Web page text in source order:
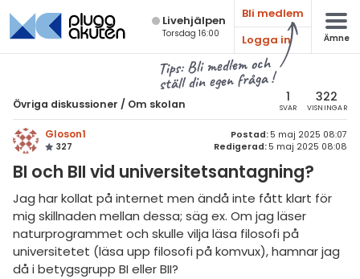
Live­hjälpen
Torsdag 16:00
Bli medlem
Logga in
Ämne
Tips: Bli medlem och
ställ din egen fråga !
Övriga diskussioner / Om skolan 1
SVAR
322
VISNINGAR
Gloson1
327
Postad: 5 maj 2025 08:07
Redigerad: 5 maj 2025 08:08
BI och BII vid universitetsantagning?
Jag har kollat på internet men ändå inte fått klart för
mig skillnaden mellan dessa; säg ex. Om jag läser
naturprogrammet och skulle vilja läsa filosofi på
universitetet (läsa upp filosofi på komvux), hamnar jag
då i betygsgrupp BI eller BII?
& Bygg
Alla ämnen
Övriga diskussioner
Alla trådar
Om skolan
Om Pluggakuten.se
Studieteknik
Allmänna diskussioner